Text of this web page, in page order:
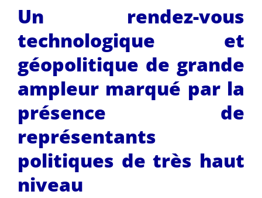
Un rendez-vous
technologique et
géopolitique de grande
ampleur marqué par la
présence de
représentants
politiques de très haut
niveau